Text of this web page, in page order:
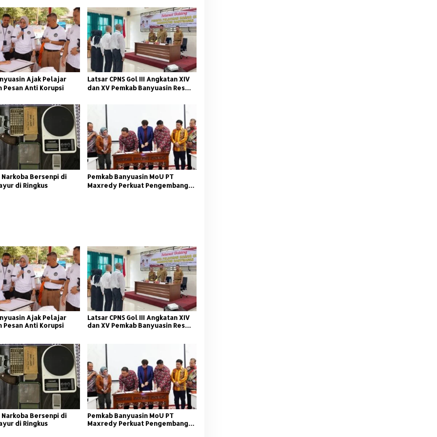
Ajak Pelajar
Pesan Anti Korupsi
Latsar CPNS Gol III Angkatan XIV
dan XV Pemkab Banyuasin Resmi
Narkoba Bersenpi di
di Ringkus
Pemkab Banyuasin MoU PT
Maxredy Perkuat Pengembangan
Ajak Pelajar
Pesan Anti Korupsi
Latsar CPNS Gol III Angkatan XIV
dan XV Pemkab Banyuasin Resmi
Narkoba Bersenpi di
di Ringkus
Pemkab Banyuasin MoU PT
Maxredy Perkuat Pengembangan